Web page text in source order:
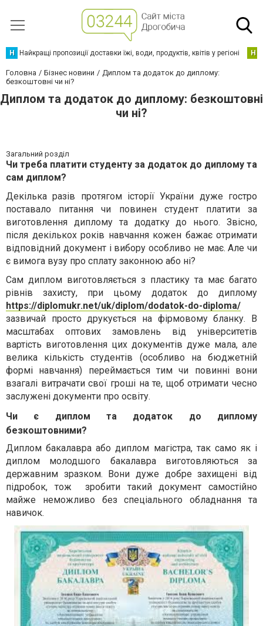
Н Найкращі пропозиції доставки їжі, води, продуктів, квітів у регіоні Н
Головна Бізнес новини
Диплом та додаток до диплому:
безкоштовні чи ні?
Диплом та додаток до диплому: безкоштовні
чи ні?
Загальний розділ
Чи треба платити студенту за додаток до диплому та
сам диплом?
Декілька разів протягом історії України дуже гостро
поставало питання чи повинен студент платити за
виготовлення диплому та додатку до нього. Звісно,
після декількох років навчання кожен бажає отримати
відповідний документ і вибору особливо не має. Але чи
є вимога вузу про сплату законною або ні?
Сам диплом виготовляється з пластику та має багато
рівнів захисту, при цьому додаток до диплому
https://diplomukr.net/uk/diplom/dodatok-do-diploma/
зазвичай просто друкується на фірмовому бланку. В
масштабах оптових замовлень від університетів
вартість виготовлення цих документів дуже мала, але
велика кількість студентів (особливо на бюджетній
формі навчання) переймається тим чи повинні вони
взагалі витрачати свої гроші на те, щоб отримати чесно
заслужені документи про освіту.
Чи є диплом та додаток до диплому
безкоштовними?
Диплом бакалавра або диплом магістра, так само як і
диплом молодшого бакалавра виготовляються за
державним зразком. Вони дуже добре захищені від
підробок, тож
зробити такий документ самостійно
майже неможливо без спеціального обладнання та
навичок.